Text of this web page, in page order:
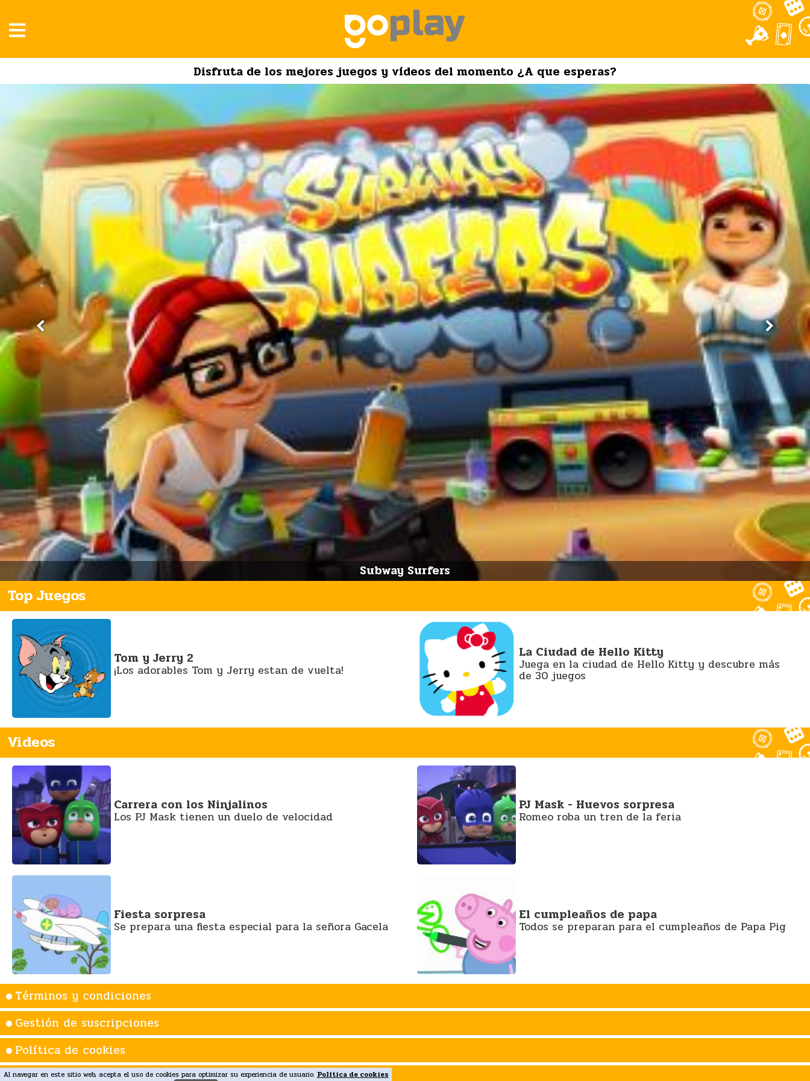
Disfruta de los mejores juegos y vídeos del momento ¿A que esperas?
Subway Surfers
Top Juegos
Tom y Jerry 2
¡Los adorables Tom y Jerry estan de vuelta!
La Ciudad de Hello Kitty
Juega en la ciudad de Hello Kitty y descubre más
de 30 juegos
Videos
Carrera con los Ninjalinos
Los PJ Mask tienen un duelo de velocidad
PJ Mask - Huevos sorpresa
Romeo roba un tren de la feria
Fiesta sorpresa
Se prepara una fiesta especial para la señora Gacela
El cumpleaños de papa
Todos se preparan para el cumpleaños de Papa Pig
Términos y condiciones
Gestión de suscripciones
Política de cookies
Atención al cliente: 918340508 ó support@uprojectfirm.com
Al navegar en este sitio web, acepta el uso de cookies para optimizar su experiencia de usuario. Política de cookies